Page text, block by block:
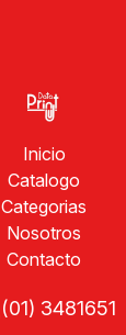
Inicio
Catalogo
Categorias
Nosotros
Contacto
(01) 3481651